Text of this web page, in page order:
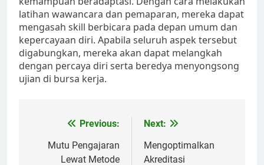
latihan wawancara dan pemaparan, mereka dapat
mengasah skill berbicara pada depan umum dan
kepercayaan diri. Apabila seluruh aspek tersebut
digabungkan, mereka akan dapat melangkah
dengan percaya diri serta beredya menyongsong
ujian di bursa kerja.
navigation
Previous:
Mutu Pengajaran
Lewat Metode
Next:
Mengoptimalkan
Akreditasi